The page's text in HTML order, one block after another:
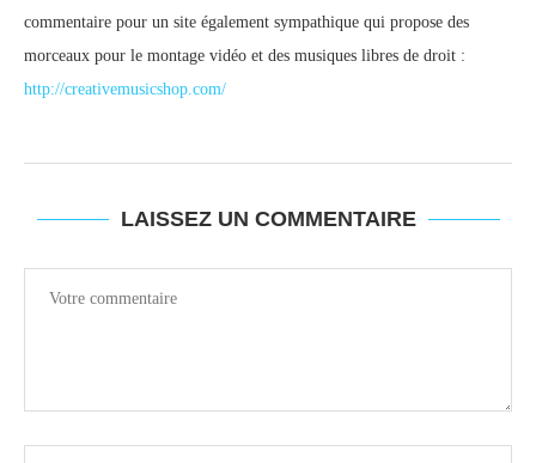
commentaire pour un site également sympathique qui propose des
morceaux pour le montage vidéo et des musiques libres de droit :
http://creativemusicshop.com/
LAISSEZ UN COMMENTAIRE